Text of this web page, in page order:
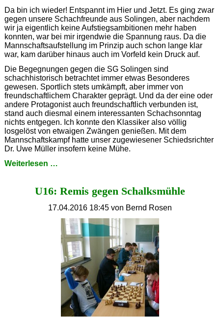
Da bin ich wieder! Entspannt im Hier und Jetzt. Es ging zwar
gegen unsere Schachfreunde aus Solingen, aber nachdem
wir ja eigentlich keine Aufstiegsambitionen mehr haben
konnten, war bei mir irgendwie die Spannung raus. Da die
Mannschaftsaufstellung im Prinzip auch schon lange klar
war, kam darüber hinaus auch im Vorfeld kein Druck auf.
Die Begegnungen gegen die SG Solingen sind
schachhistorisch betrachtet immer etwas Besonderes
gewesen. Sportlich stets umkämpft, aber immer von
freundschaftlichem Charakter geprägt. Und da der eine oder
andere Protagonist auch freundschaftlich verbunden ist,
stand auch diesmal einem interessanten Schachsonntag
nichts entgegen. Ich konnte den Klassiker also völlig
losgelöst von etwaigen Zwängen genießen. Mit dem
Mannschaftskampf hatte unser zugewiesener Schiedsrichter
Dr. Uwe Müller insofern keine Mühe.
Weiterlesen …
Solingen?
U16: Remis gegen Schalksmühle
17.04.2016 18:45 von Bernd Rosen